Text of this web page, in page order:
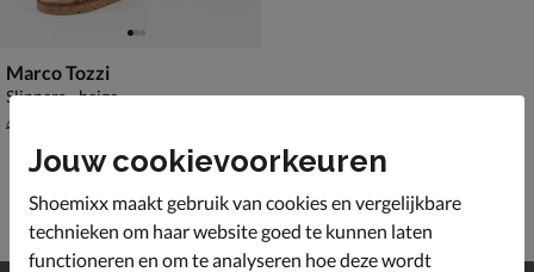
Marco Tozzi
Slippers - beige
van € 69,99 voor € 48,99
69
Jouw cookievoorkeuren
Shoemixx maakt gebruik van cookies en vergelijkbare
technieken om haar website goed te kunnen laten
functioneren en om te analyseren hoe deze wordt